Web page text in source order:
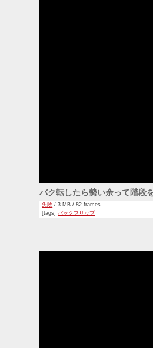
バク転したら勢い余って階段
失敗 / 3 MB / 82 frames
[tags]バックフリップ